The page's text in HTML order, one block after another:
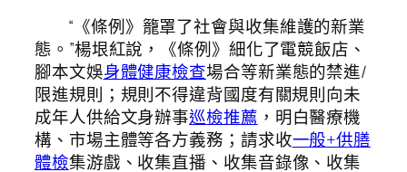
“《條例》籠罩了社會與收集維護的新業
態。”楊垠紅說，《條例》細化了電競飯店、
腳本文娛身體健康檢查場合等新業態的禁進/
限進規則；規則不得違背國度有關規則向未
成年人供給文身辦事巡檢推薦 ，明白醫療機
構、市場主體等各方義務；請求收一般+供膳
體檢集游戲、收集直播、收集音錄像、收集